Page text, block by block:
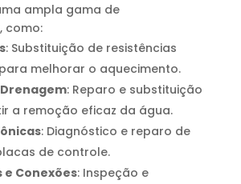
ampla gama de
como:
: Substituição de resistências
melhorar o aquecimento.
: Reparo e substituição
a remoção eficaz da água.
: Diagnóstico e reparo de
de controle.
e Conexões: Inspeção e